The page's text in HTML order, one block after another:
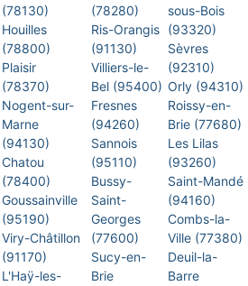
(78130)
Houilles
(78800)
Plaisir
(78370)
Nogent-sur-
Marne
(94130)
Chatou
(78400)
Goussainville
(95190)
Viry-Châtillon
(91170)
L'Haÿ-les-
(78280)
Ris-Orangis
(91130)
Villiers-le-
Bel (95400)
Fresnes
(94260)
Sannois
(95110)
Bussy-
Saint-
Georges
(77600)
Sucy-en-
Brie
sous-Bois
(93320)
Sèvres
(92310)
Orly (94310)
Roissy-en-
Brie (77680)
Les Lilas
(93260)
Saint-Mandé
(94160)
Combs-la-
Ville (77380)
Deuil-la-
Barre